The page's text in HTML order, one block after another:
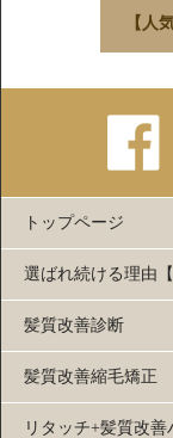
【人
トップページ
選ばれ続ける理由【
髪質改善診断
髪質改善縮毛矯正
リタッチ+髪質改善